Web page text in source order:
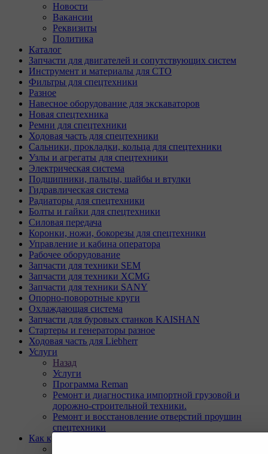
Новости
Вакансии
Реквизиты
Политика
Каталог
Запчасти для двигателей и сопутствующих систем
Инструмент и материалы для СТО
Фильтры для спецтехники
Разное
Навесное оборудование для экскаваторов
Новая спецтехника
Ремни для спецтехники
Ходовая часть для спецтехники
Сальники, прокладки, кольца для спецтехники
Узлы и агрегаты для спецтехники
Электрическая система
Подшипники, пальцы, шайбы и втулки
Гидравлическая система
Радиаторы для спецтехники
Болты и гайки для спецтехники
Силовая передача
Коронки, ножи, бокорезы для спецтехники
Управление и кабина оператора
Рабочее оборудование
Запчасти для техники SEM
Запчасти для техники XCMG
Запчасти для техники SANY
Опорно-поворотные круги
Охлаждающая система
Запчасти для буровых станков KAISHAN
Стартеры и генераторы разное
Ходовая часть для Liebherr
Услуги
Назад
Услуги
Программа Reman
Ремонт и диагностика импортной грузовой и
дорожно-строительной техники.
Ремонт и восстановление отверстий проушин
спецтехники
Как купить